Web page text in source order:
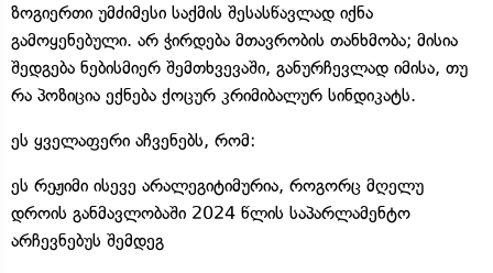
ზოგიერთი უმძიმესი საქმის შესასწავლად იქნა
გამოყენებული. არ ჭირდება მთავრობის თანხმობა; მისია
შედგება ნებისმიერ შემთხვევაში, განურჩევლად იმისა, თუ
რა პოზიცია ექნება ქოცურ კრიმიბალურ სინდიკატს.
ეს ყველაფერი აჩვენებს, რომ:
ეს რეჟიმი ისევე არალეგიტიმურია, როგორც მღელუ
დროის განმავლობაში 2024 წლის საპარლამენტო
არჩევნებუს შემდეგ